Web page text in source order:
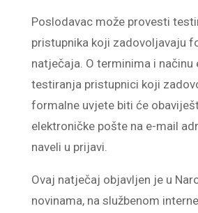
Poslodavac može provesti
pristupnika koji zadovoljavaju
natječaja. O terminima i načinu
testiranja pristupnici koji
formalne uvjete biti će
elektroničke pošte na e-mail
naveli u prijavi.
Ovaj natječaj objavljen je u
novinama, na službenom